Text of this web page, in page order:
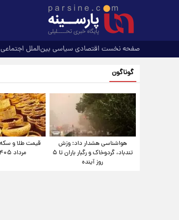
صفحه نخست اقتصادی سیاسی بین‌الملل اجتماعی
گوناگون
هواشناسی هشدار داد: وزش
تندباد، گردوخاک و رگبار باران تا ۵
روز آینده
مرداد ۱۴۰۵ +جدول